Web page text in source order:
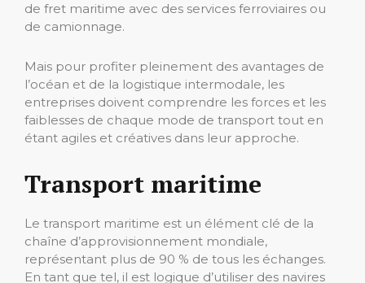
de fret maritime avec des services ferroviaires ou
de camionnage.
Mais pour profiter pleinement des avantages de
l’océan et de la logistique intermodale, les
entreprises doivent comprendre les forces et les
faiblesses de chaque mode de transport tout en
étant agiles et créatives dans leur approche.
Transport maritime
Le transport maritime est un élément clé de la
chaîne d’approvisionnement mondiale,
représentant plus de 90 % de tous les échanges.
En tant que tel, il est logique d’utiliser des navires